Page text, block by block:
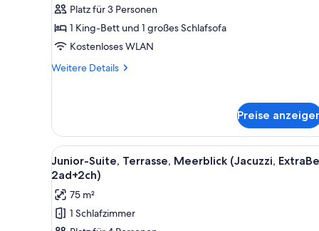
(de
Priore,
Extra
3
Platz für 3 Personen
1 King-Bett und 1 großes Schlafsofa
Kostenloses WLAN
Weitere Details
Weitere
Priore,
Extra
Bed
3
Adults)
Preise
Alle
Fotos
für
Junior-
Suite,
Ein Hotelzimmer mit einem
6
Junior-Suite, Terrasse, Meerblick (Jacuzzi,
2ad+2ch)
75 m²
1 Schlafzimmer